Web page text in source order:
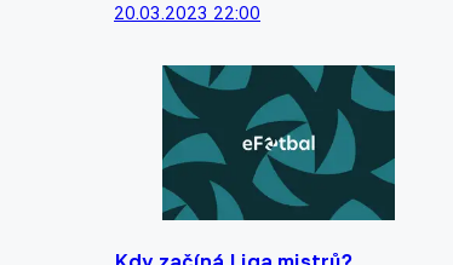
20.03.2023 22:00